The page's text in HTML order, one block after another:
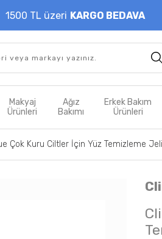
1500 TL üzeri KARGO BEDAVA
Makyaj
Ürünleri
Ağız
Bakımı
Erkek Bakım
Ürünleri
Çok Kuru Ciltler İçin Yüz Temizleme